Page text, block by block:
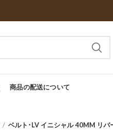
商品の配送について
ベルト･LV イニシャル 40MM リ